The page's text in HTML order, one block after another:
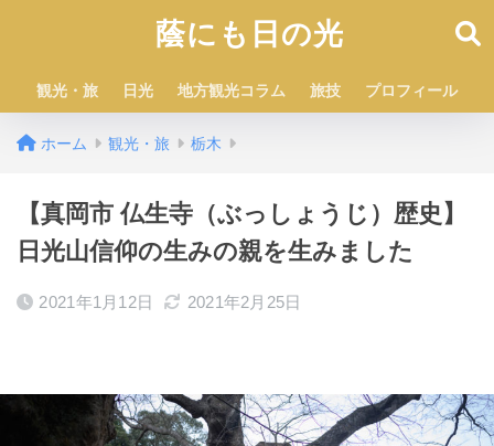
蔭にも日の光
観光・旅 日光 地方観光コラム 旅技 プロフィール
ホーム 観光・旅 栃木
【真岡市 仏生寺（ぶっしょうじ）歴史】
日光山信仰の生みの親を生みました
2021年1月12日 2021年2月25日